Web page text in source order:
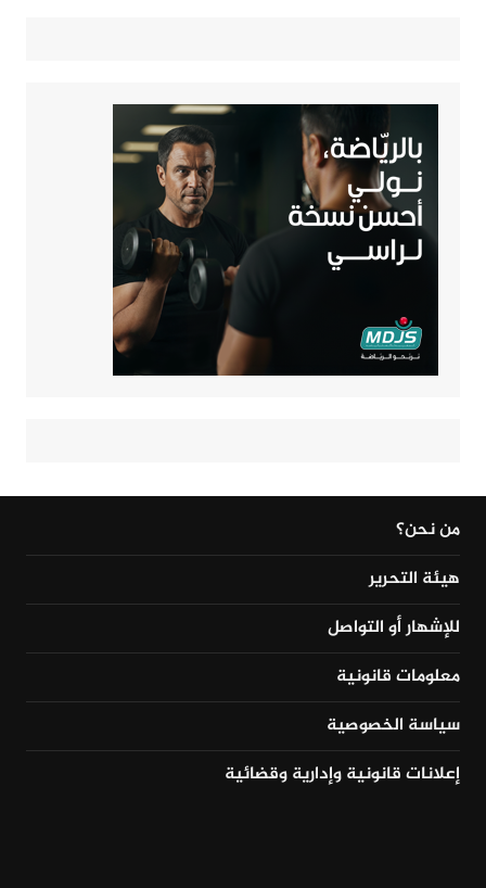
من نحن؟
هيئة التحرير
للإشهار أو التواصل
معلومات قانونية
سياسة الخصوصية
إعلانات قانونية وإدارية وقضائية